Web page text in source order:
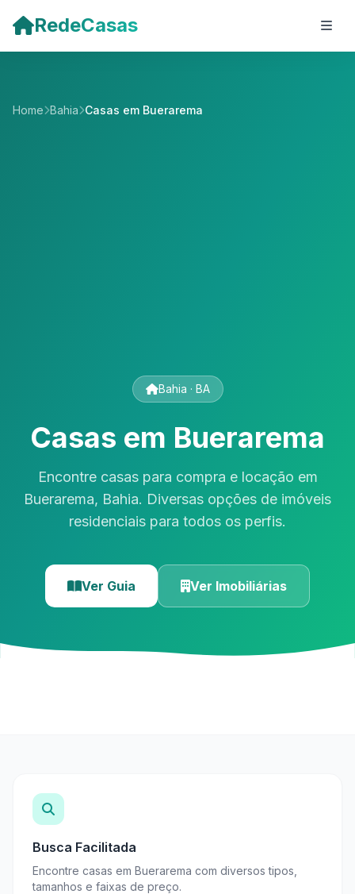
RedeCasas
Home Bahia Casas em Buerarema
Bahia · BA
Casas em Buerarema
Encontre casas para compra e locação em
Buerarema, Bahia. Diversas opções de imóveis
residenciais para todos os perfis.
Ver Guia Ver Imobiliárias
Busca Facilitada
Encontre casas em Buerarema com diversos tipos,
tamanhos e faixas de preço.